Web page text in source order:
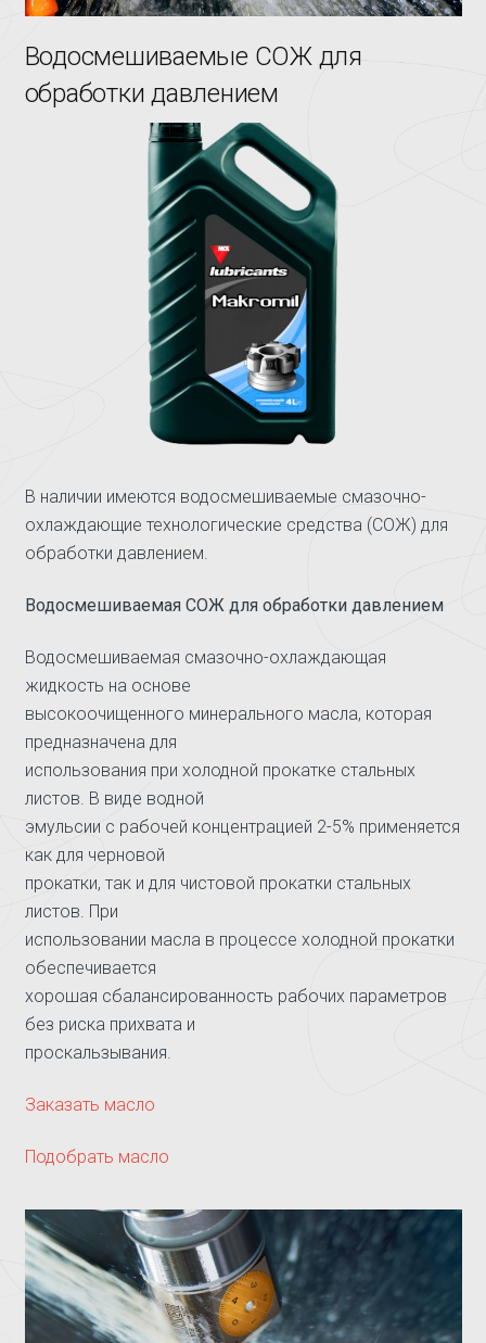
Водосмешиваемые СОЖ для
обработки давлением
В наличии имеются водосмешиваемые смазочно-
охлаждающие технологические средства (СОЖ) для
обработки давлением.
Водосмешиваемая СОЖ для обработки давлением
Водосмешиваемая смазочно-охлаждающая
жидкость на основе
высокоочищенного минерального масла, которая
предназначена для
использования при холодной прокатке стальных
листов. В виде водной
эмульсии с рабочей концентрацией 2-5% применяется
как для черновой
прокатки, так и для чистовой прокатки стальных
листов. При
использовании масла в процессе холодной прокатки
обеспечивается
хорошая сбалансированность рабочих параметров
без риска прихвата и
проскальзывания.
Заказать масло
Подобрать масло